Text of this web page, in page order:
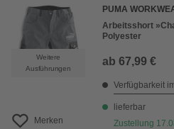
Weitere
Ausführungen
Merken
PUMA
Arbeitsshort
Polyester
ab 67,99 €
Verfügbarkeit
lieferbar
Zustellung